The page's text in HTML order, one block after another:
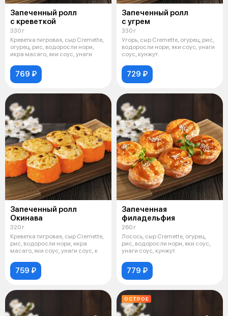
Запеченный ролл
с креветкой
330 г
Креветка тигровая, сыр Cremette,
огурец, рис, водоросли нори,
икра масаго, яки соус, унаги
769 ₽
Запеченный ролл
с угрем
330 г
Угорь, сыр Cremette, огурец, рис,
водоросли нори, яки соус, унаги
соус, кунжут.
729 ₽
Запеченный ролл
Окинава
320 г
Креветка тигровая, сыр Cremette,
рис, водоросли нори, икра
масаго, яки соус, унаги соус, к
759 ₽
Запеченная
филадельфия
260 г
Лосось, сыр Cremette, огурец,
рис, водоросли нори, яки соус,
унаги соус, кунжут.
779 ₽
ОСТРОЕ